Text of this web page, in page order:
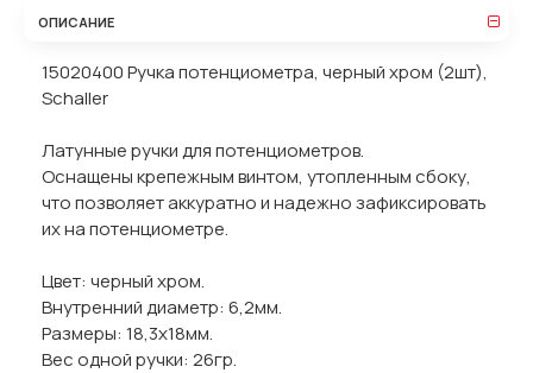
ОПИСАНИЕ
15020400 Ручка потенциометра, черный хром (2шт),
Schaller
Латунные ручки для потенциометров.
Оснащены крепежным винтом, утопленным сбоку,
что позволяет аккуратно и надежно зафиксировать
их на потенциометре.
Цвет: черный хром.
Внутренний диаметр: 6,2мм.
Размеры: 18,3х18мм.
Вес одной ручки: 26гр.